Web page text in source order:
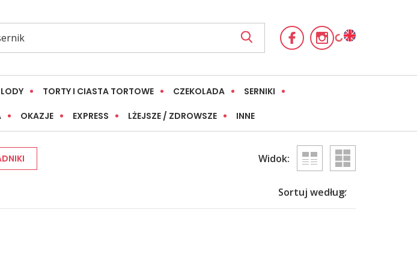
LODY TORTY I CIASTA TORTOWE CZEKOLADA SERNIKI
OKAZJE EXPRESS LŻEJSZE / ZDROWSZE INNE
Widok:
Sortuj według: